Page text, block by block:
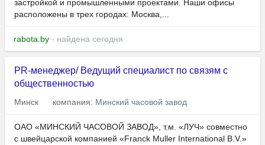
застройкой и промышленными проектами. Наши офисы
расположены в трех городах: Москва,...
rabota.by - найдена сегодня
PR-менеджер/ Ведущий специалист по связям с
общественностью
Минск компания: Минский часовой завод
ОАО «МИНСКИЙ ЧАСОВОЙ ЗАВОД», т.м. «ЛУЧ» совместно
с швейцарской компанией «Franck Muller International B.V.»